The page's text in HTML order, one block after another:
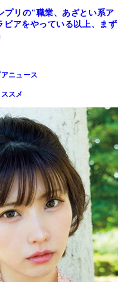
プリの"職業、あざとい系ア
アをやっている以上、まず
ニュース
スメ